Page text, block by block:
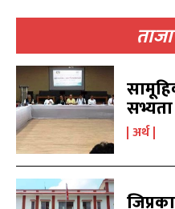
काबिलखबर
काबिलखबर
सभ्यता
अर्थ